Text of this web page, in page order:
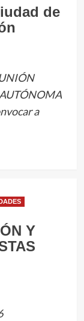
de
a
Y